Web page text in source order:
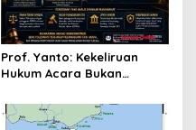
Prof. Yanto: Kekeliruan
Hukum Acara Bukan
Koreksi Dilakukan Melalui
Upaya Hukum